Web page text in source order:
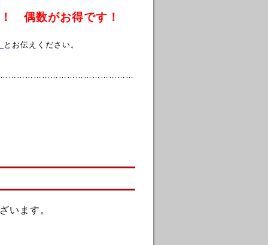
偶数がお得です！
とお伝えください。
います。